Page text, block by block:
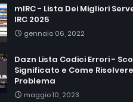
mIRC - Lista Dei Migliori
IRC 2025
gennaio 06, 2022
Dazn Lista Codici Errori -
Significato e Come
Problema
maggio 10, 2023